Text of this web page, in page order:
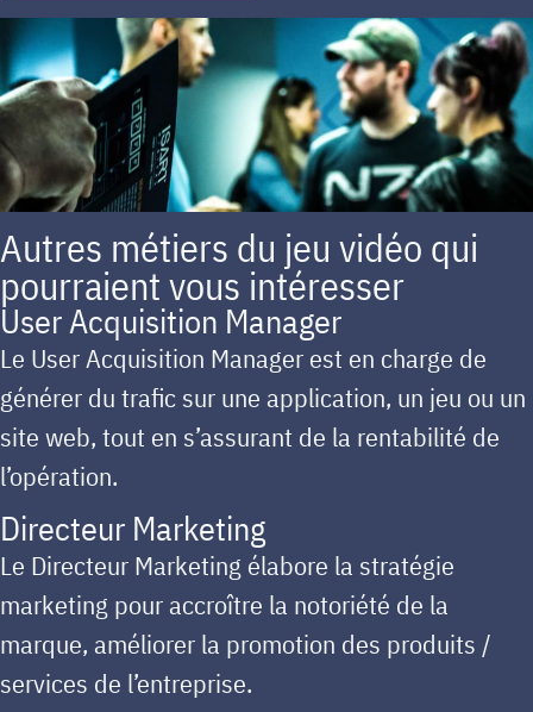
Autres métiers du jeu vidéo qui
pourraient vous intéresser
User Acquisition Manager
Le User Acquisition Manager est en charge de
générer du trafic sur une application, un jeu ou un
site web, tout en s’assurant de la rentabilité de
l’opération.
Directeur Marketing
Le Directeur Marketing élabore la stratégie
marketing pour accroître la notoriété de la
marque, améliorer la promotion des produits /
services de l’entreprise.